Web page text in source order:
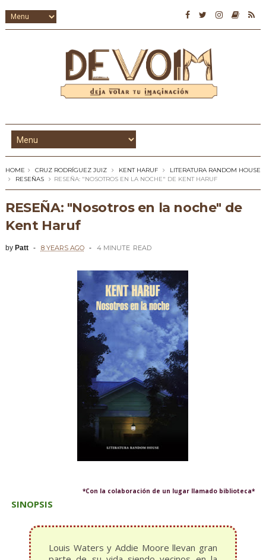
HOME CRUZ RODRÍGUEZ JUIZ KENT HARUF
LITERATURA RANDOM HOUSE
RESEÑAS
RESEÑA: "NOSOTROS EN LA NOCHE" DE KENT HARUF
RESEÑA: "Nosotros en la noche" de
Kent Haruf
by Patt 8 YEARS AGO 4 MINUTE READ
*Con la colaboración de un lugar llamado biblioteca*
SINOPSIS
Louis Waters y Addie Moore llevan gran